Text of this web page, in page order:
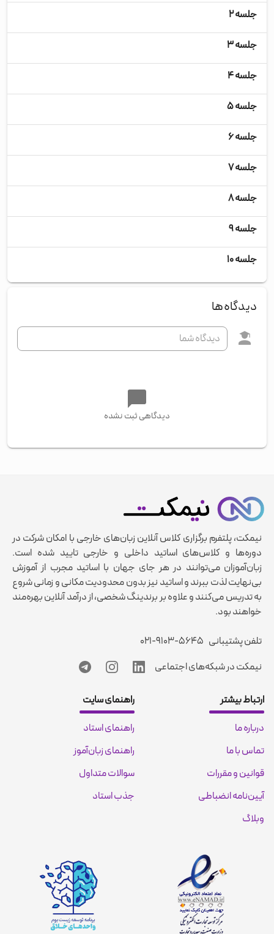
جلسه ۲
جلسه ۳
جلسه ۴
جلسه ۵
جلسه ۶
جلسه ۷
جلسه ۸
جلسه ۹
جلسه ۱۰
دیدگاه‌ها
دیدگاهی ثبت نشده
نیمکت، پلتفرم برگزاری کلاس آنلاین زبان‌های خارجی با امکان شرکت در
دوره‌ها و کلاس‌های اساتید داخلی و خارجی تایید شده است.
زبان‌آموزان می‌توانند در هر جای جهان با اساتید مجرب از آموزش
بی‌نهایت لذت ببرند و اساتید نیز بدون محدودیت مکانی و زمانی شروع
به تدریس می‌کنند و علاوه بر برندینگ شخصی، از درآمد آنلاین بهره‌مند
خواهند بود.
تلفن پشتیبانی ۰۲۱-۹۱۰۳-۵۶۴۵
نیمکت در شبکه‌های اجتماعی
ارتباط بیشتر
درباره ما
تماس با ما
قوانین و مقررات
آیین‌نامه انضباطی
وبلاگ
راهنمای سایت
راهنمای استاد
راهنمای زبان‌آموز
سوالات متداول
جذب استاد